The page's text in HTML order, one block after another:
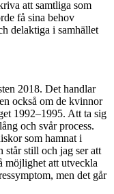
att samtliga som
få sina behov
delaktiga i samhället
2018. Det handlar
också om de kvinnor
1992–1995. Att ta sig
och svår process.
som hamnat i
still och jag ser att
möjlighet att utveckla
men det går